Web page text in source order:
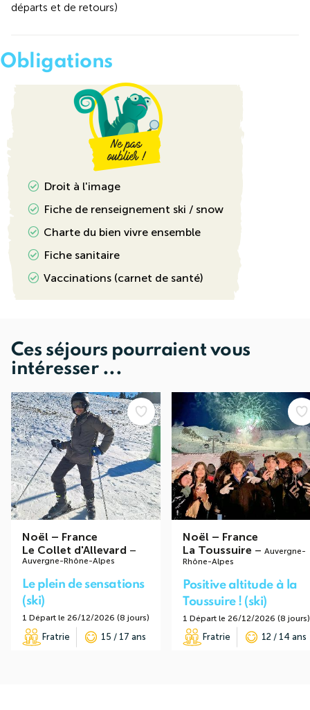
départs et de retours)
Obligations
Droit à l'image
Fiche de renseignement ski / snow
Charte du bien vivre ensemble
Fiche sanitaire
Vaccinations (carnet de santé)
Ces séjours pourraient vous
intéresser ...
Noël – France
Le Collet d'Allevard –
Auvergne-Rhône-Alpes
Le plein de sensations
(ski)
1 Départ le 26/12/2026 (8 jours)
Fratrie 15 / 17 ans
Noël – France
La Toussuire – Auvergne-
Rhône-Alpes
Positive altitude à la
Toussuire ! (ski)
1 Départ le 26/12/2026 (8 jours)
Fratrie 12 / 14 ans